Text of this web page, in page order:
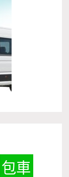
包車